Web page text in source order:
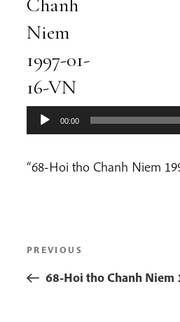
Chanh
Niem
1997-01-
16-VN
00:00
“68-Hoi tho Chanh Niem
Previous
Post
PREVIOUS
68-Hoi tho Chanh Niem